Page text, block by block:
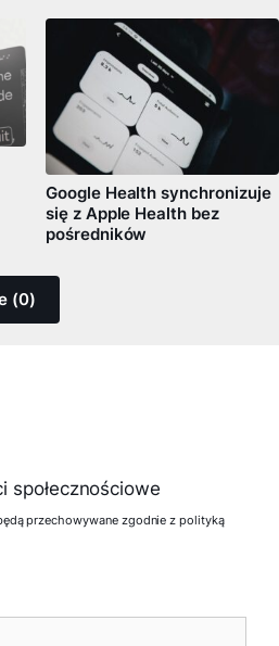
Google Health synchronizuje
się z Apple Health bez
pośredników
(0)
społecznościowe
przechowywane zgodnie z polityką